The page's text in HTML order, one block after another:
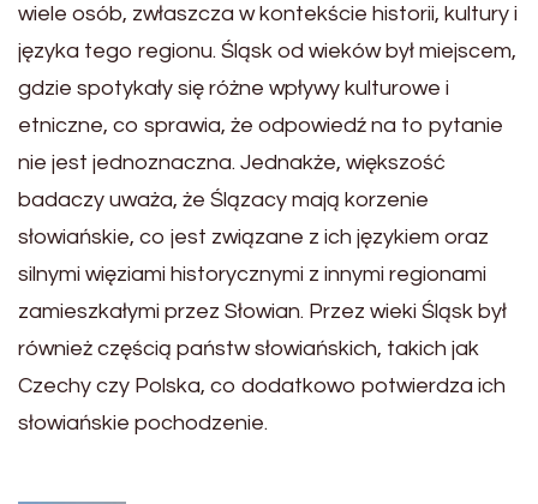
wiele osób, zwłaszcza w kontekście historii, kultury i
języka tego regionu. Śląsk od wieków był miejscem,
gdzie spotykały się różne wpływy kulturowe i
etniczne, co sprawia, że odpowiedź na to pytanie
nie jest jednoznaczna. Jednakże, większość
badaczy uważa, że Ślązacy mają korzenie
słowiańskie, co jest związane z ich językiem oraz
silnymi więziami historycznymi z innymi regionami
zamieszkałymi przez Słowian. Przez wieki Śląsk był
również częścią państw słowiańskich, takich jak
Czechy czy Polska, co dodatkowo potwierdza ich
słowiańskie pochodzenie.